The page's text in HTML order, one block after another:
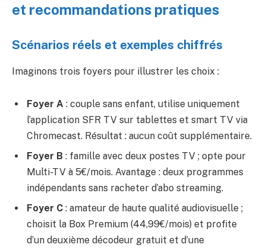
et recommandations pratiques
Scénarios réels et exemples chiffrés
Imaginons trois foyers pour illustrer les choix :
Foyer A : couple sans enfant, utilise uniquement
l’application SFR TV sur tablettes et smart TV via
Chromecast. Résultat : aucun coût supplémentaire.
Foyer B : famille avec deux postes TV ; opte pour
Multi-TV à 5€/mois. Avantage : deux programmes
indépendants sans racheter d’abo streaming.
Foyer C : amateur de haute qualité audiovisuelle ;
choisit la Box Premium (44,99€/mois) et profite
d’un deuxième décodeur gratuit et d’une